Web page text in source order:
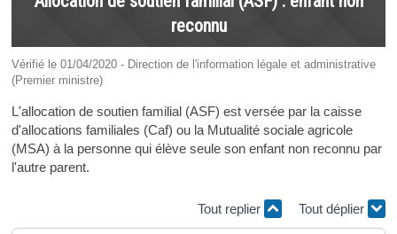
reconnu
Vérifié le 01/04/2020 - Direction de l'information légale et administrative
(Premier ministre)
L'allocation de soutien familial (ASF) est versée par la caisse
d'allocations familiales (Caf) ou la Mutualité sociale agricole
(MSA) à la personne qui élève seule son enfant non reconnu par
l'autre parent.
Tout replier Tout déplier